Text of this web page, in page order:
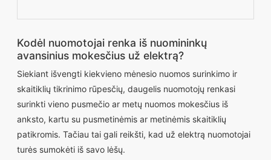
Kodėl nuomotojai renka iš nuomininkų
avansinius mokesčius už elektrą?
Siekiant išvengti kiekvieno mėnesio nuomos surinkimo ir
skaitiklių tikrinimo rūpesčių, daugelis nuomotojų renkasi
surinkti vieno pusmečio ar metų nuomos mokesčius iš
anksto, kartu su pusmetinėmis ar metinėmis skaitiklių
patikromis. Tačiau tai gali reikšti, kad už elektrą nuomotojai
turės sumokėti iš savo lėšų.